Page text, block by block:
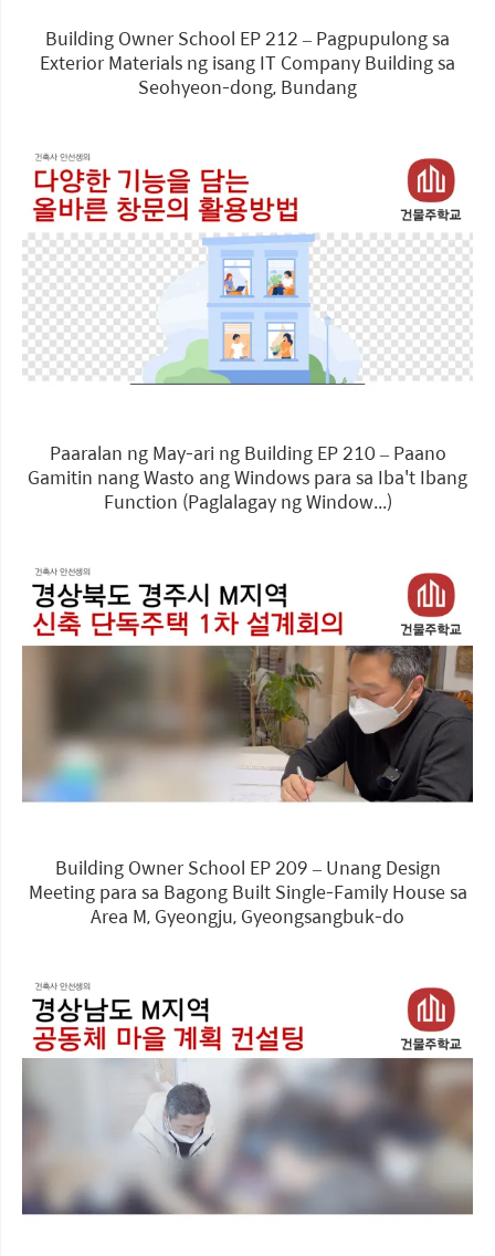
Building Owner School EP 212 – Pagpupulong sa
Exterior Materials ng isang IT Company Building sa
Seohyeon-dong, Bundang
Paaralan ng May-ari ng Building EP 210 – Paano
Gamitin nang Wasto ang Windows para sa Iba't Ibang
Function (Paglalagay ng Window...)
Building Owner School EP 209 – Unang Design
Meeting para sa Bagong Built Single-Family House sa
Area M, Gyeongju, Gyeongsangbuk-do